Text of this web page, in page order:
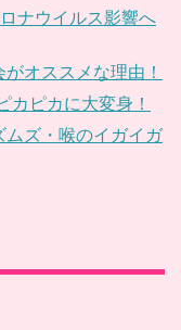
ナウイルス影響へ
オススメな理由！
カピカに大変身！
ムズ・喉のイガイガ